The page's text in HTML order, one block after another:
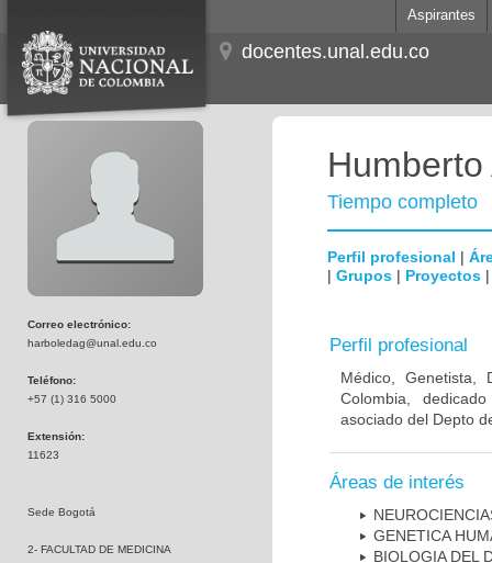
Aspirantes
docentes.unal.edu.co
Correo electrónico:
harboledag@unal.edu.co
Teléfono:
+57 (1) 316 5000
Extensión:
11623
Sede Bogotá
2- FACULTAD DE MEDICINA
Tiempo completo
Perfil profesional |
| Grupos | Proyectos
Perfil profesional
Médico, Genetista,
Colombia,
asociado del Depto
Áreas de interés
GENETICA
BIOLOGIA DEL